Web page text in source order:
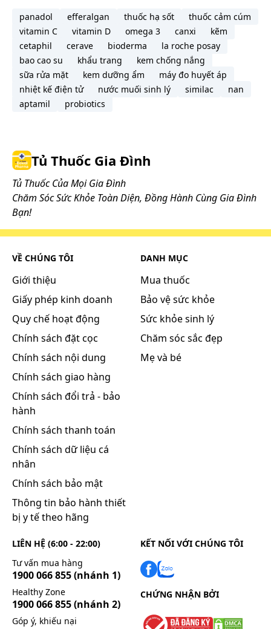
Tác dụng phụ có thể gặp:
Khi sử dụng thuốc Salonpas Liniment, bạn có thể
gặp các tác dụng không mong muốn (ADR).
Nổi mụn nước, đỏ da, sưng phồng, ngứa, kích ứng
da hiếm khi xảy ra. Nếu triệu chứng trên xảy ra quá
mức, việc điều trị bằng Salonpas Liniment phải
dừng lại và thông báo cho Bác sĩ của bạn.
dụng và thông báo cho bác sĩ hoặc đến cơ sở y tế
gần nhất để được xử trí kịp thời.
Những lưu ý khi sử dụng:
dẫn sử dụng và tham khảo thông tin bên dưới.
Chống chỉ định
trường hợp sau:
Không dùng cho trẻ sơ sinh.
Không bôi lên vùng da bị tổn thương hoặc
vết thương hở.
Không sử dụng cho người có tiền sử dị ứng
với aspirin hay nhóm salicylate.
trứng cá.
Thận trọng khi sử dụng
Chỉ dùng ngoài da.
Hỏi bác sĩ trước khi sử dụng nếu bạn bị dị ứng
với thuốc dùng ngoài da.
bạn đang dùng thuốc khác.
Không dùng chung với băng dán nóng.
Không băng chặt.
Ngưng sử dụng và hỏi ý kiến Bác sĩ nếu tình
trạng bệnh xấu đi.
panadol efferalgan thuốc hạ sốt
thuốc cảm cúm
vitamin C
vitamin D omega 3 canxi
kẽm
cetaphil
cerave bioderma
la roche posay
bao cao su
khẩu trang
kem chống nắng
sữa rửa mặt
kem dưỡng ẩm
máy đo huyết áp
nhiệt kế điện tử
nước muối sinh lý similac
nan
aptamil
probiotics
Tủ Thuốc Gia Đình
Tủ Thuốc Của Mọi Gia Đình
Chăm Sóc Sức Khỏe Toàn Diện, Đồng Hành Cùng Gia Đình
Bạn!
VỀ CHÚNG TÔI
Giới thiệu
Giấy phép kinh doanh
Quy chế hoạt động
Chính sách đặt cọc
Chính sách nội dung
Chính sách giao hàng
Chính sách đổi trả - bảo
hành
Chính sách thanh toán
Chính sách dữ liệu cá
nhân
Chính sách bảo mật
Thông tin bảo hành thiết
bị y tế theo hãng
DANH MỤC
Mua thuốc
Bảo vệ sức khỏe
Sức khỏe sinh lý
Chăm sóc sắc đẹp
Mẹ và bé
LIÊN HỆ (6:00 - 22:00)
Tư vấn mua hàng
1900 066 855(nhánh 1)
Healthy Zone
1900 066 855(nhánh 2)
Góp ý, khiếu nại
KẾT NỐI VỚI CHÚNG TÔI
CHỨNG NHẬN BỞI